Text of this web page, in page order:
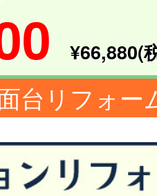
¥66,880(
台リフォー